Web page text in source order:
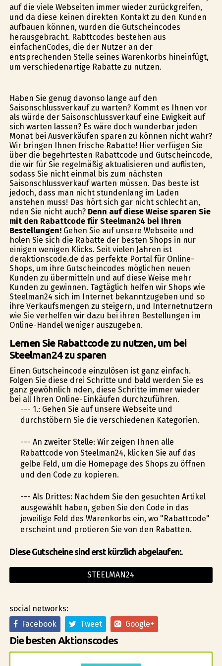
auf die viele Webseiten immer wieder zurückgreifen,
und da diese keinen direkten Kontakt zu den Kunden
aufbauen können, wurden die Gutscheincodes
herausgebracht. Rabttcodes bestehen aus
einfachenCodes, die der Nutzer an der
entsprechenden Stelle seines Warenkorbs hineinfügt,
um verschiedenartige Rabatte zu nutzen.
Haben Sie genug davonso lange auf den
Saisonschlussverkauf zu warten? Kommt es Ihnen vor
als würde der Saisonschlussverkauf eine Ewigkeit auf
sich warten lassen? Es wäre doch wunderbar jeden
Monat bei Ausverkäufen sparen zu können nicht wahr?
Wir bringen Ihnen frische Rabatte! Hier verfügen Sie
über die begehrtesten Rabattcode und Gutscheincode,
die wir für Sie regelmäßig aktualisieren und auflisten,
sodass Sie nicht einmal bis zum nächsten
Saisonschlussverkauf warten müssen. Das beste ist
jedoch, dass man nicht stundenlang im Laden
anstehen muss! Das hört sich gar nicht schlecht an,
finden Sie nicht auch? Denn auf diese Weise sparen Sie
mit den Rabattcode für Steelman24 bei Ihren
Bestellungen!Gehen Sie auf unsere Webseite und
holen Sie sich die Rabatte der besten Shops in nur
einigen wenigen Klicks. Seit vielen Jahren ist
deraktionscode.de das perfekte Portal für Online-
Shops, um ihre Gutscheincodes möglichen neuen
Kunden zu übermitteln und auf diese Weise mehr
Kunden zu gewinnen. Tagtäglich helfen wir Shops wie
Steelman24 sich im Internet bekanntzugeben und so
ihre Verkaufsmengen zu steigern, und Internetnutzern
wie Sie verhelfen wir dazu bei ihren Bestellungen im
Online-Handel weniger auszugeben.
Lernen Sie Rabattcode zu nutzen, um bei
Steelman24 zu sparen
Einen Gutscheincode einzulösen ist ganz einfach.
Folgen Sie diese drei Schritte und bald werden Sie es
ganz gewöhnlich finden, diese Schritte immer wieder
bei all Ihren Online-Einkäufen durchzuführen.
--- 1.: Gehen Sie auf unsere Webseite und
durchstöbern Sie die verschiedenen Kategorien.
--- An zweiter Stelle: Wir zeigen Ihnen alle
Rabattcode von Steelman24, klicken Sie auf das
gelbe Feld, um die Homepage des Shops zu öffnen
und den Code zu kopieren.
--- Als Drittes: Nachdem Sie den gesuchten Artikel
ausgewählt haben, geben Sie den Code in das
jeweilige Feld des Warenkorbs ein, wo "Rabattcode"
erscheint und profitieren Sie von den Rabatten.
Diese Gutscheine sind erst kürzlich abgelaufen:.
STEELMAN24
social networks:
Facebook
Tweet Google+
Die besten Aktionscodes